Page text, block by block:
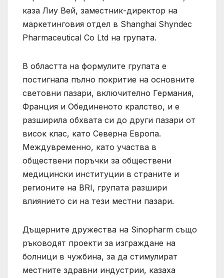
каза Лиу Вей, заместник-директор на
маркетинговия отдел в Shanghai Shyndec
Pharmaceutical Co Ltd на групата.
В областта на формулите групата е
постигнала пълно покритие на основните
световни пазари, включително Германия,
Франция и Обединеното кралство, и е
разширила обхвата си до други пазари от
висок клас, като Северна Европа.
Междувременно, като участва в
обществени поръчки за обществени
медицински институции в страните и
регионите на BRI, групата разшири
влиянието си на тези местни пазари.
Дъщерните дружества на Sinopharm също
ръководят проекти за изграждане на
болници в чужбина, за да стимулират
местните здравни индустрии, казаха